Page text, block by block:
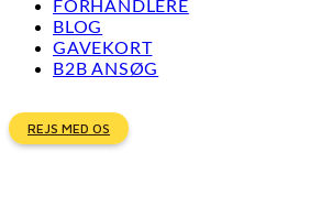
FORHANDLERE
BLOG
GAVEKORT
B2B ANSØG
REJS MED OS